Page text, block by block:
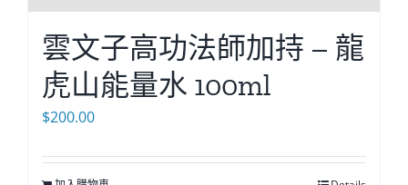
雲文子高功法師加持 – 龍
虎山能量水 100ml
$200.00